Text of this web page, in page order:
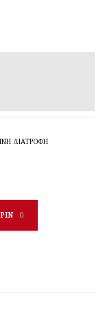
ΔΙΑΤΡΟΦΉ
PIN 0